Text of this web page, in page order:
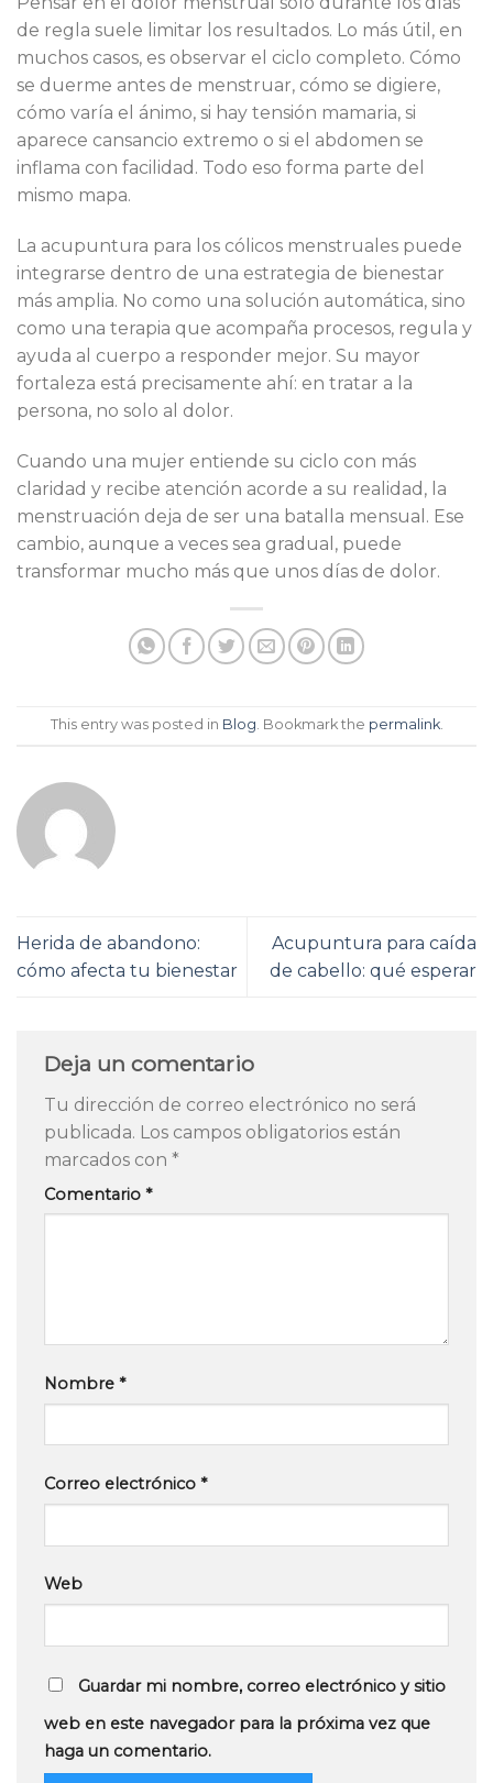
de regla suele limitar los resultados. Lo más útil, en
muchos casos, es observar el ciclo completo. Cómo
se duerme antes de menstruar, cómo se digiere,
cómo varía el ánimo, si hay tensión mamaria, si
aparece cansancio extremo o si el abdomen se
inflama con facilidad. Todo eso forma parte del
mismo mapa.
La acupuntura para los cólicos menstruales puede
integrarse dentro de una estrategia de bienestar
más amplia. No como una solución automática, sino
como una terapia que acompaña procesos, regula y
ayuda al cuerpo a responder mejor. Su mayor
fortaleza está precisamente ahí: en tratar a la
persona, no solo al dolor.
Cuando una mujer entiende su ciclo con más
claridad y recibe atención acorde a su realidad, la
menstruación deja de ser una batalla mensual. Ese
cambio, aunque a veces sea gradual, puede
transformar mucho más que unos días de dolor.
This entry was posted in Blog . Bookmark the permalink.
Herida de abandono:
cómo afecta tu bienestar
Acupuntura para caída
de cabello: qué esperar
Deja un comentario
Tu dirección de correo electrónico no será
publicada. Los campos obligatorios están
marcados con *
Comentario *
Nombre *
Correo electrónico *
Web
Guardar mi nombre, correo electrónico y sitio
web en este navegador para la próxima vez que
haga un comentario.